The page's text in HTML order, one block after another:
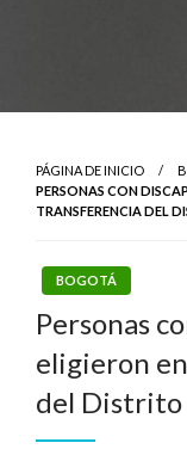
PÁGINA DE INICIO
PERSONAS CON
TRANSFERENCIA DEL
BOGOTÁ
Personas
eligieron
del Distrito